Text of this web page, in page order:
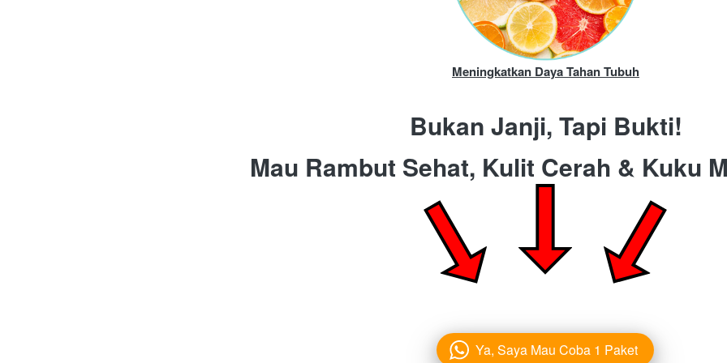
Meningkatkan Daya Tahan Tubuh
Bukan Janji, Tapi Bukti!
Mau Rambut Sehat, Kulit Cerah & Kuku
` Ya, Saya Mau Coba 1 Paket